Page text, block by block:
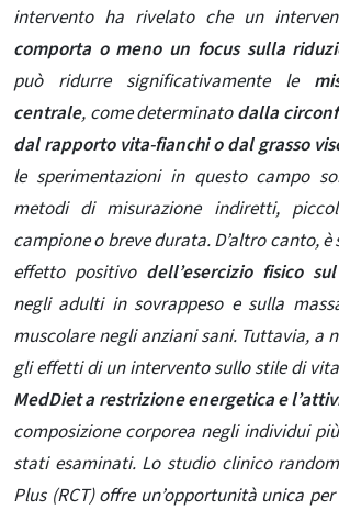
intervento ha rivelato che un
comporta o meno un focus sulla
può ridurre significativamente le
centrale, come determinatodalla
dal rapporto vita-fianchi o dal grasso
le sperimentazioni in questo campo
metodi di misurazione indiretti,
campione o breve durata. D’altro canto,
effetto positivo dell’esercizio fisico
negli adulti in sovrappeso e sulla
muscolare negli anziani sani. Tuttavia, a
gli effetti di un intervento sullo stile di
MedDiet a restrizione energetica e
composizione corporea negli individui
stati esaminati. Lo studio clinico
Plus (RCT) offre un’opportunità unica